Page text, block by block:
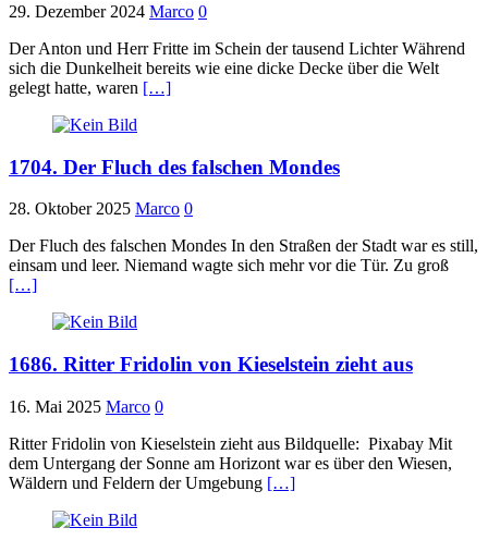
29. Dezember 2024 Marco 0
Der Anton und Herr Fritte im Schein der tausend Lichter Während
sich die Dunkelheit bereits wie eine dicke Decke über die Welt
gelegt hatte, waren […]
1704. Der Fluch des falschen Mondes
28. Oktober 2025 Marco 0
Der Fluch des falschen Mondes In den Straßen der Stadt war es still,
einsam und leer. Niemand wagte sich mehr vor die Tür. Zu groß
[…]
1686. Ritter Fridolin von Kieselstein zieht aus
16. Mai 2025 Marco 0
Ritter Fridolin von Kieselstein zieht aus Bildquelle: Pixabay Mit
dem Untergang der Sonne am Horizont war es über den Wiesen,
Wäldern und Feldern der Umgebung […]